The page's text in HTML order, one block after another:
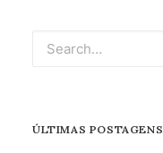
ÚLTIMAS POSTAGENS